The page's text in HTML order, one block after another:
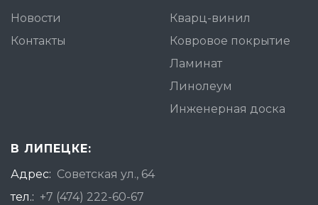
Новости
Контакты
Кварц-винил
Ковровое покрытие
Ламинат
Линолеум
Инженерная доска
В ЛИПЕЦКЕ:
Адрес: Советская ул., 64
тел.: +7 (474) 222-60-67